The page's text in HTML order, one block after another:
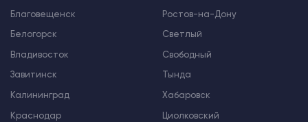
Благовещенск
Белогорск
Владивосток
Завитинск
Калининград
Краснодар
Ростов-на-Дону
Светлый
Свободный
Тында
Хабаровск
Циолковский